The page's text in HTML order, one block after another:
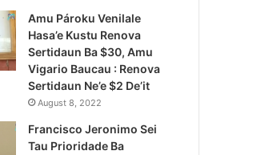
Amu Pároku Venilale
Hasa’e Kustu Renova
Sertidaun Ba $30, Amu
Vigario Baucau : Renova
Sertidaun Ne’e $2 De’it
August 8, 2022
Francisco Jeronimo Sei
Tau Prioridade Ba